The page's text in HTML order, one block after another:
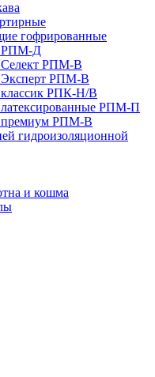
гофрированные
РПМ-Д
Селект РПМ-В
Эксперт РПМ-В
РПК-Н/В
РПМ-П
премиум РПМ-В
гидроизоляционной
и кошма